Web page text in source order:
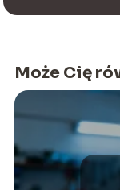
Może Cię